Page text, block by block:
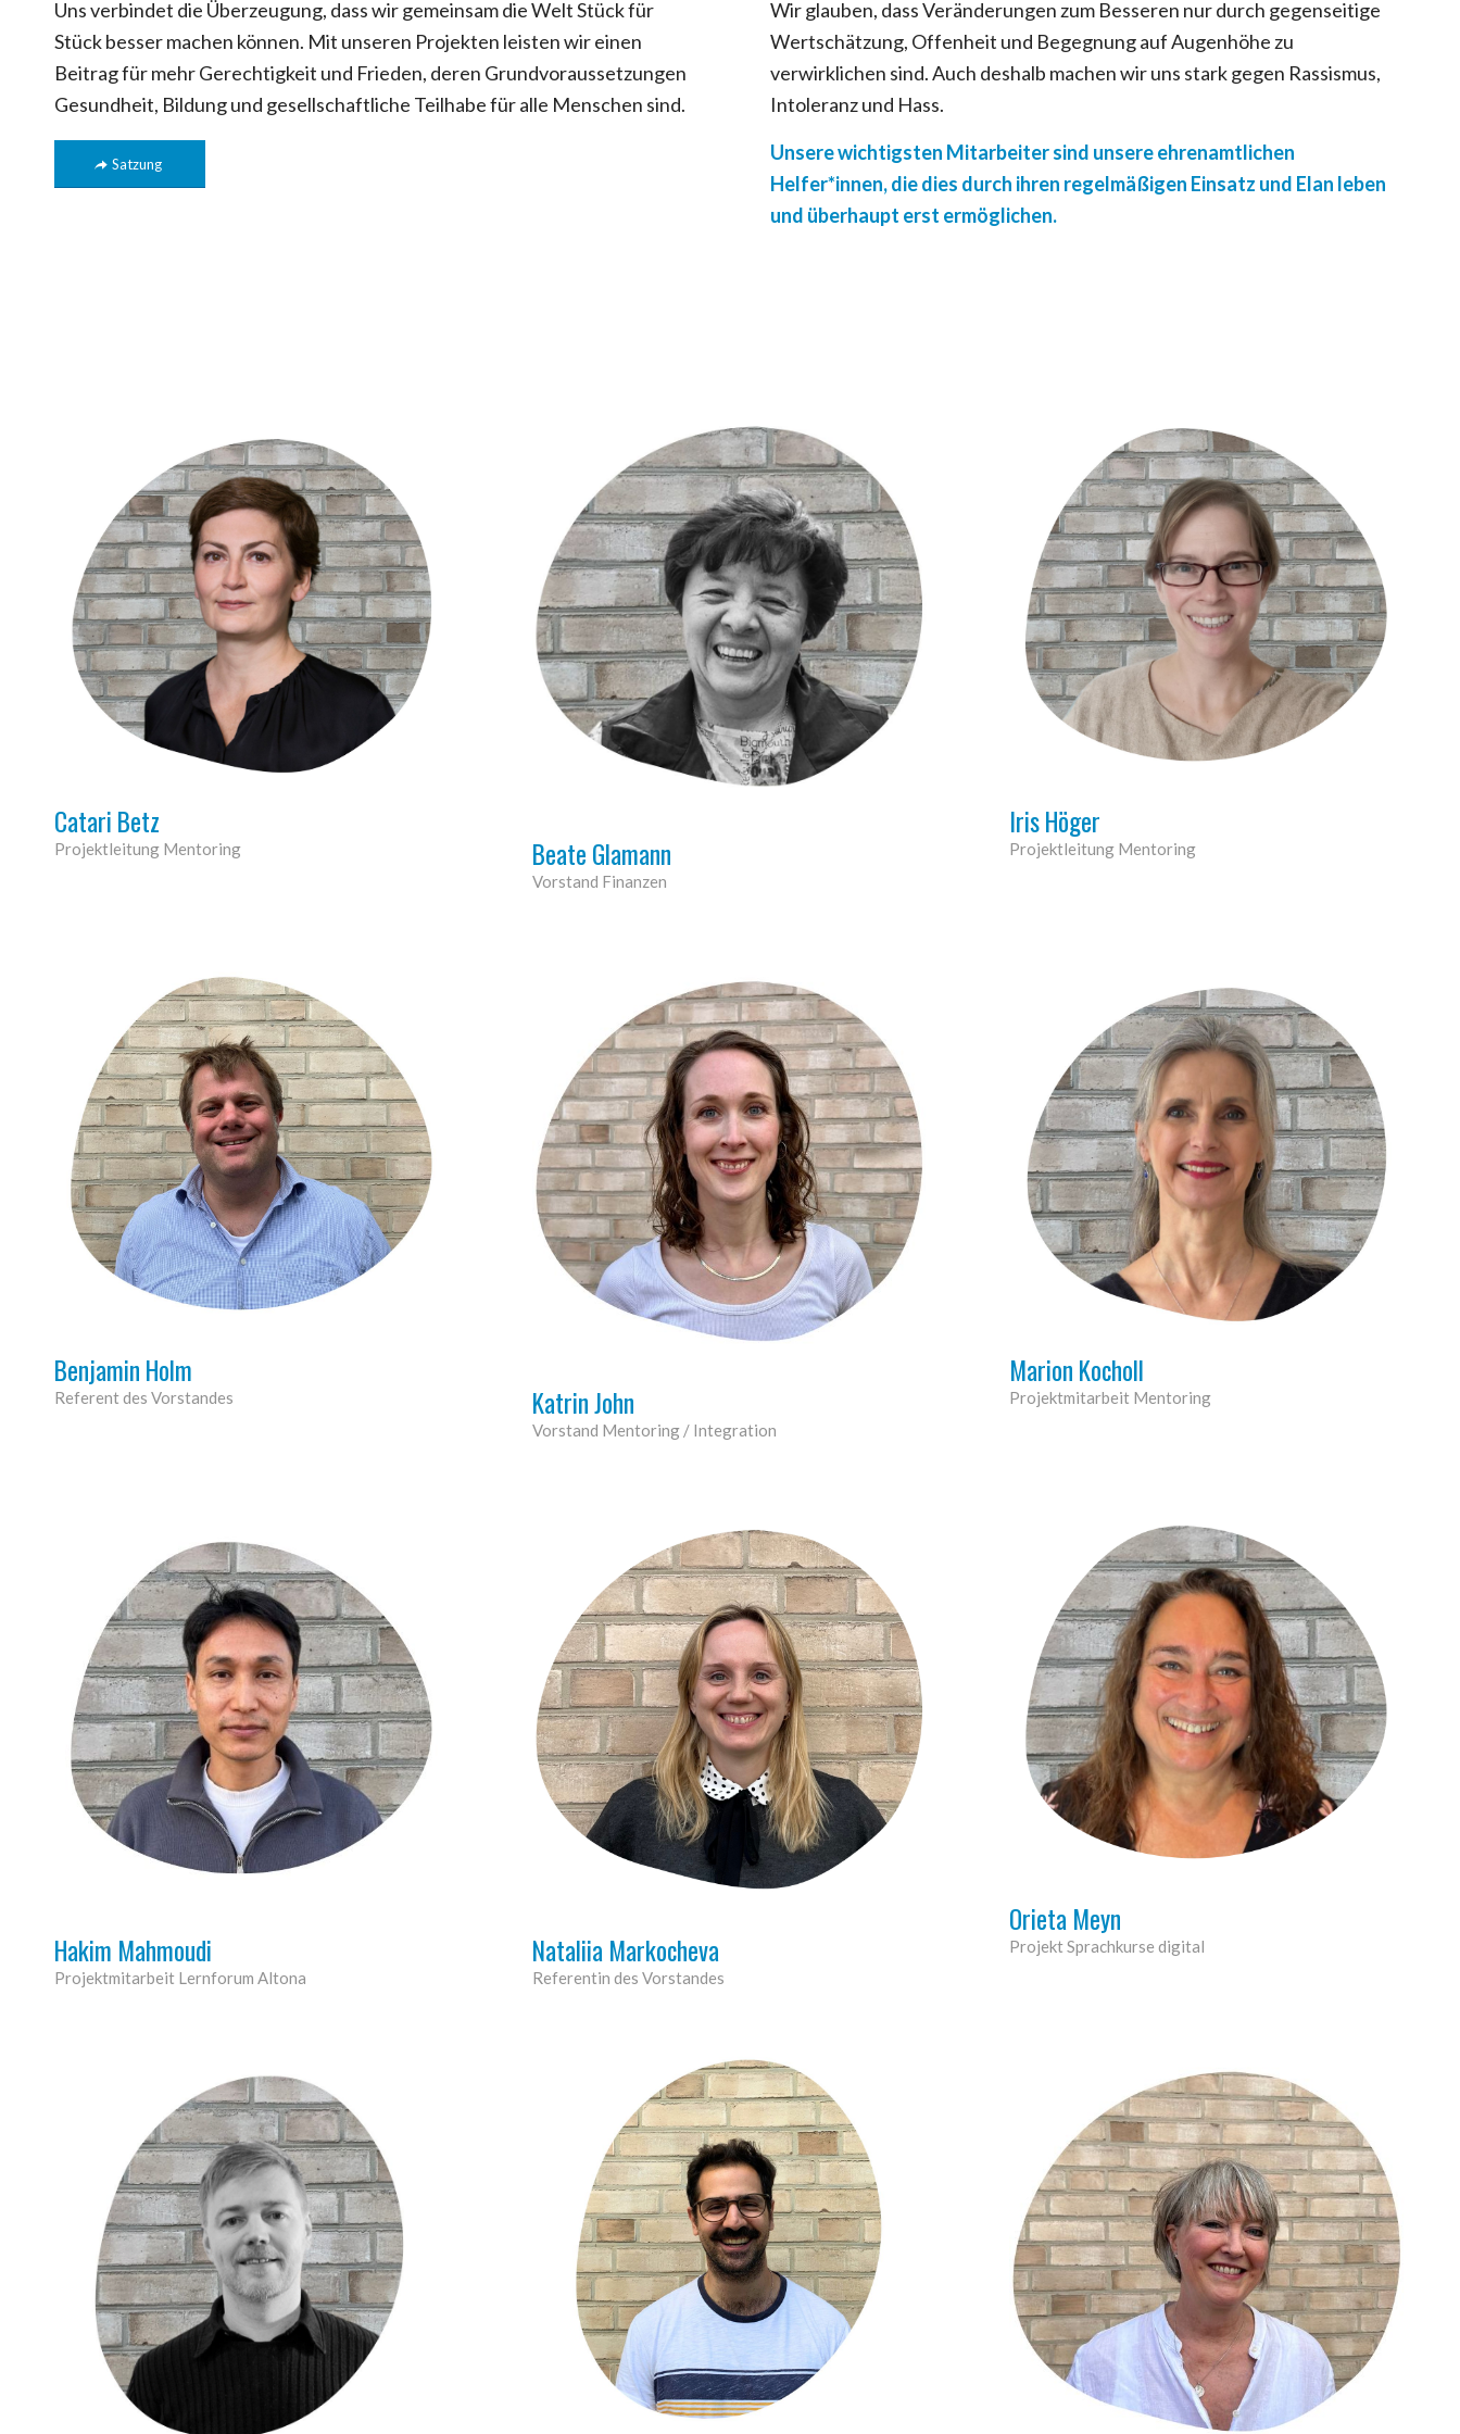
Uns verbindet die Überzeugung, dass wir gemeinsam die Welt Stück für
Stück besser machen können. Mit unseren Projekten leisten wir einen
Beitrag für mehr Gerechtigkeit und Frieden, deren Grundvoraussetzungen
Gesundheit, Bildung und gesellschaftliche Teilhabe für alle Menschen sind.
Satzung
Wir glauben, dass Veränderungen zum Besseren nur durch gegenseitige
Wertschätzung, Offenheit und Begegnung auf Augenhöhe zu
verwirklichen sind. Auch deshalb machen wir uns stark gegen Rassismus,
Intoleranz und Hass.
Unsere wichtigsten Mitarbeiter sind unsere ehrenamtlichen
Helfer*innen, die dies durch ihren regelmäßigen Einsatz und Elan leben
und überhaupt erst ermöglichen.
Catari Betz
Projektleitung Mentoring Beate Glamann
Vorstand Finanzen
Iris Höger
Projektleitung Mentoring
Benjamin Holm
Referent des Vorstandes Katrin John
Vorstand Mentoring / Integration
Marion Kocholl
Projektmitarbeit Mentoring
Hakim Mahmoudi
Projektmitarbeit Lernforum Altona
Nataliia Markocheva
Referentin des Vorstandes
Orieta Meyn
Projekt Sprachkurse digital